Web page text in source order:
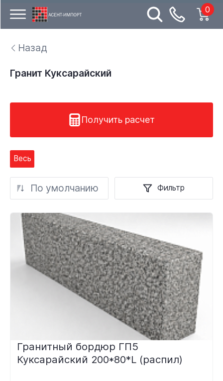
0
Назад
Гранит Куксарайский
Получить расчет
Весь
По умолчанию Фильтр
Гранитный бордюр ГП5
Куксарайский 200*80*L (распил)